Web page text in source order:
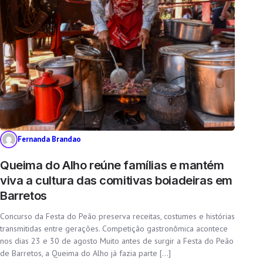
Fernanda Brandao
Queima do Alho reúne famílias e mantém
viva a cultura das comitivas boiadeiras em
Barretos
Concurso da Festa do Peão preserva receitas, costumes e histórias
transmitidas entre gerações. Competição gastronômica acontece
nos dias 23 e 30 de agosto Muito antes de surgir a Festa do Peão
de Barretos, a Queima do Alho já fazia parte […]